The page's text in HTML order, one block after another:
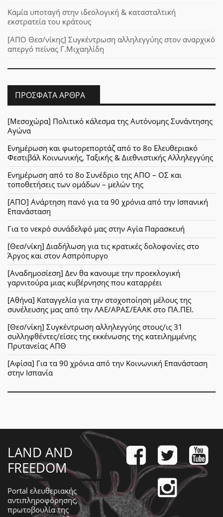
Καμία υποταγή στην ιδεολογική & κατασταλτική
εκστρατεία του κράτους
[ΑΠΟ Θεσ/νίκης] Συγκέντρωση αλληλεγγύης στον αναρχικό
απεργό πείνας Γ.Μιχαηλίδη
ΠΡΌΣΦΑΤΑ ΆΡΘΡΑ
[Μεσοχώρα] Πολιτικό κάλεσμα της Αυτόνομης Συνάντησης
Αγώνα
Ενημέρωση και φωτορεπορτάζ από το 8ο Ελευθεριακό
Φεστιβάλ Κοινωνικής, Ταξικής & Διεθνιστικής Αλληλεγγύης
Ενημέρωση από το 8ο Συνέδριο της ΑΠΟ – ΟΣ και
τοποθετήσεις των ομάδων – μελών της
[ΑΠΟ] Ανάρτηση πανό για τα 90 χρόνια από την Ισπανική
Επανάσταση
Για το νεκρό συνάδελφό μας στην Αγία Παρασκευή
[Θεσ/νίκη] Διαδήλωση για τις κρατικές δολοφονίες στο
Άργος και στον Ασπρόπυργο
[Αναδημοσίεση] Δεν θα κανουμε την προεκλογική
γαρνιτούρα μιας κυβέρνησης που καταρρέει
[Αθήνα] Καταγγελία για την στοχοποίηση μέλους της
συνέλευσης μας από την ΛΑΕ/ΑΡΑΣ/ΕΑΑΚ στο ΠΑ.ΠΕΙ.
[Θεσ/νίκη] Συγκέντρωση αλληλεγγύης στους/ις 31
συλληφθέντες/είσες της εκκένωσης της κατειλημμένης
Πρυτανείας ΑΠΘ
[Αφίσα] Για τα 90 χρόνια από την Κοινωνική Επανάσταση
στην Ισπανία
LAND AND
FREEDOM
Portal ελευθεριακής
αντιπληροφόρησης,
πρωτοβουλία της